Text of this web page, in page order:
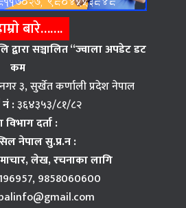
बारे…….
द्वारा सञ्चालित “ज्वाला अपडेट डट
कम
३, सुर्खेत कर्णाली प्रदेश नेपाल
नं :३६४३५३/८१/८२
दर्ता :
नेपाल सु.प्र.न :
लेख, रचनाका लागि
9858060600